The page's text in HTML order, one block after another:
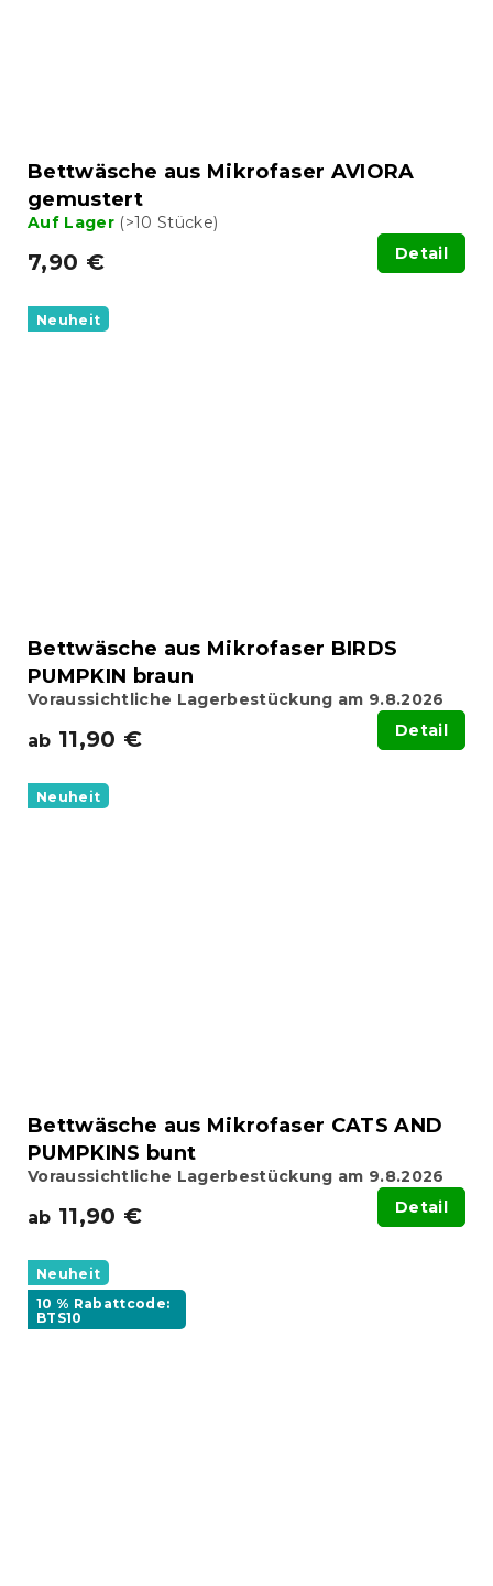
Bettwäsche aus Mikrofaser AVIORA
gemustert
Auf Lager (>10 Stücke)
7,90 € Detail
Neuheit
Bettwäsche aus Mikrofaser BIRDS
PUMPKIN braun
Voraussichtliche Lagerbestückung am 9.8.2026
ab 11,90 € Detail
Neuheit
Bettwäsche aus Mikrofaser CATS AND
PUMPKINS bunt
Voraussichtliche Lagerbestückung am 9.8.2026
ab 11,90 € Detail
Neuheit
10 % Rabattcode:
BTS10